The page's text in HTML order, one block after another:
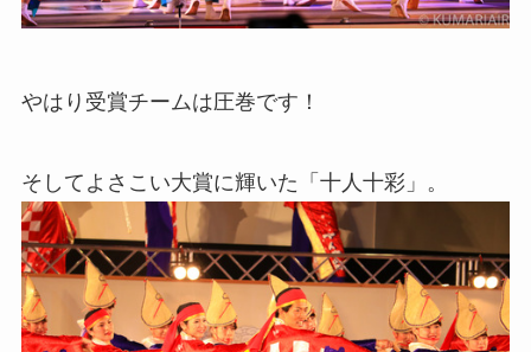
やはり受賞チームは圧巻です！
そしてよさこい大賞に輝いた「十人十彩」。